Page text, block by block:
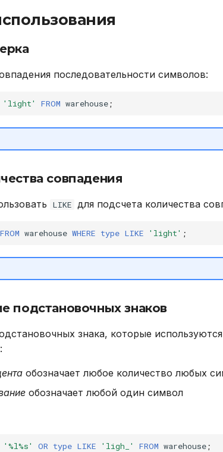
последовательности символов:
'light' FROM warehouse ;
совпадения
LIKE для подсчета количества
FROM warehouse WHERE type LIKE 'light' ;
подстановочных знаков
знака, которые
:
обозначает любое количество любых
обозначает любой один символ
'%l%s' OR type LIKE 'ligh_' FROM warehouse ;